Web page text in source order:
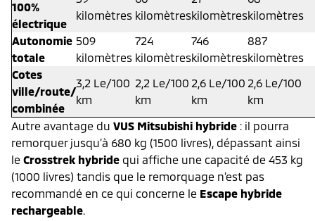
100%
électrique
kilomètres kilomètreskilomètreskilomètres
Autonomie
totale
509
kilomètres
724
kilomètres
746
kilomètres
887
kilomètres
Cotes
ville/route/
combinée
3,2 Le/100
km
2,2 Le/100
km
2,6 Le/100
km
2,6 Le/100
km
Autre avantage du VUS Mitsubishi hybride : il pourra
remorquer jusqu’à 680 kg (1500 livres), dépassant ainsi
le Crosstrek hybride qui affiche une capacité de 453 kg
(1000 livres) tandis que le remorquage n’est pas
recommandé en ce qui concerne le Escape hybride
rechargeable.